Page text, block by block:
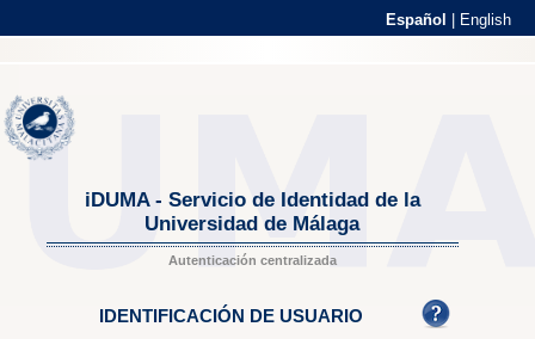
Español English
iDUMA - Servicio de Identidad de la
Universidad de Málaga
Autenticación centralizada
IDENTIFICACIÓN DE USUARIO